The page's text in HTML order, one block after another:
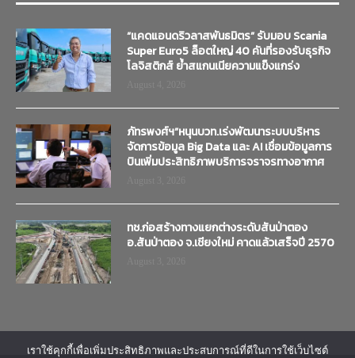
“แคดแอนดริวลาสพันธมิตร” รับมอบ Scania
Super Euro5 ล็อตใหญ่ 40 คันที่รองรับธุรกิจ
โลจิสติกส์ ย้ำสแกนเนียความแข็งแกร่ง
ภัทรพงศ์ฯ”หนุนบวท.เร่งพัฒนาระบบบริหาร
จัดการข้อมูล Big Data และ AI เชื่อมข้อมูลการ
บินเพิ่มประสิทธิภาพบริการจราจรทางอากาศ
ทช.ก่อสร้างทางแยกต่างระดับสันป่าตอง
อ.สันป่าตอง จ.เชียงใหม่ คาดแล้วเสร็จปี 2570
เราใช้คุกกี้เพื่อเพิ่มประสิทธิภาพและประสบการณ์ที่ดีในการใช้เว็บไซต์